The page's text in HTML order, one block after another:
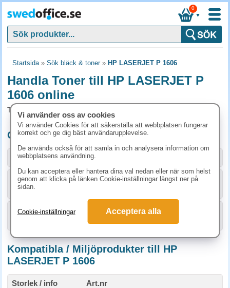
▼
0
Startsida» Sök bläck & toner» HP LASERJET P 1606
Handla Toner till HP LASERJET P
1606 online
Toner och tillbehör som passar till HP LASERJET P 1606
Originalprodukter till HP LASERJET P 1606
Storlek / info Art.nr
KÖP
CE278AD 2773.80 kr KÖP
Kompatibla / Miljöprodukter till HP
LASERJET P 1606
Storlek / info Art.nr
Vi använder oss av cookies
Vi använder Cookies för att säkerställa att webbplatsen fungerar
korrekt och ge dig bäst användarupplevelse.
De används också för att samla in och analysera information om
webbplatsens användning.
Du kan acceptera eller hantera dina val nedan eller när som helst
genom att klicka på länken Cookie-inställningar längst ner på
sidan.
Cookie-inställningar Acceptera alla